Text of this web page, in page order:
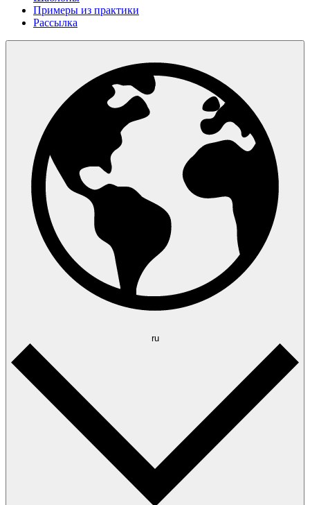
Примеры из практики
Рассылка
ru